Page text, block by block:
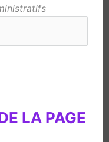
LA PAGE